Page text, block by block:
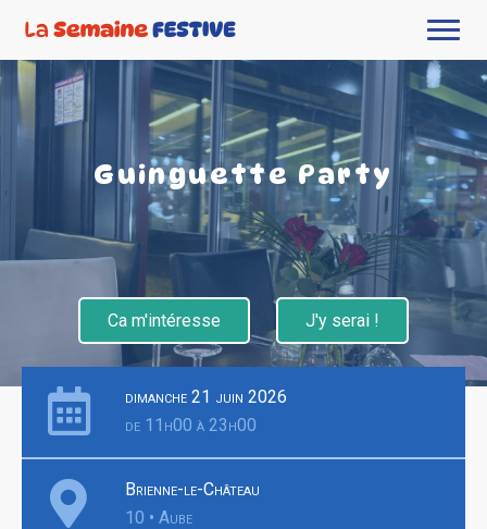
Guinguette Party
Ca m'intéresse J'y serai !
dimanche 21 juin 2026
de 11h00 à 23h00
Brienne-le-Château
10 • Aube